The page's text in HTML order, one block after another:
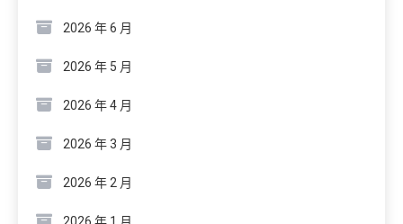
2026 年 6 月
2026 年 5 月
2026 年 4 月
2026 年 3 月
2026 年 2 月
2026 年 1 月